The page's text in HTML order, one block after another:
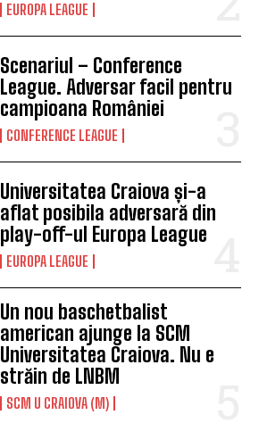
EUROPA LEAGUE
Scenariul – Conference
League. Adversar facil pentru
campioana României
CONFERENCE LEAGUE
Universitatea Craiova și-a
aflat posibila adversară din
play-off-ul Europa League
EUROPA LEAGUE
Un nou baschetbalist
american ajunge la SCM
Universitatea Craiova. Nu e
străin de LNBM
SCM U CRAIOVA (M)